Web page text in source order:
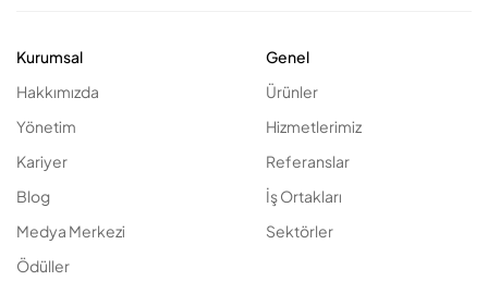
Kurumsal
Hakkımızda
Yönetim
Kariyer
Blog
Medya Merkezi
Ödüller
Genel
Ürünler
Hizmetlerimiz
Referanslar
İş Ortakları
Sektörler